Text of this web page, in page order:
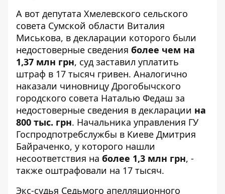
А вот депутата Хмелевского сельского
совета Сумской области Виталия
Миськова, в декларации которого были
недостоверные сведения более чем на
1,37 млн ​​грн, суд заставил уплатить
штраф в 17 тысяч гривен. Аналогично
наказали чиновницу Дрогобычского
городского совета Наталью Федаш за
недостоверные сведения в декларации на
800 тыс. грн. Начальника управления ГУ
Госпродпотребслужбы в Киеве Дмитрия
Байраченко, у которого нашли
несоответствия на более 1,3 млн грн, -
также оштрафовали на 17 тысяч.
Экс-судья Седьмого апелляционного